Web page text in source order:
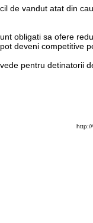
de vandut atat din
obligati sa ofere
deveni competitive
pentru detinatorii
http://